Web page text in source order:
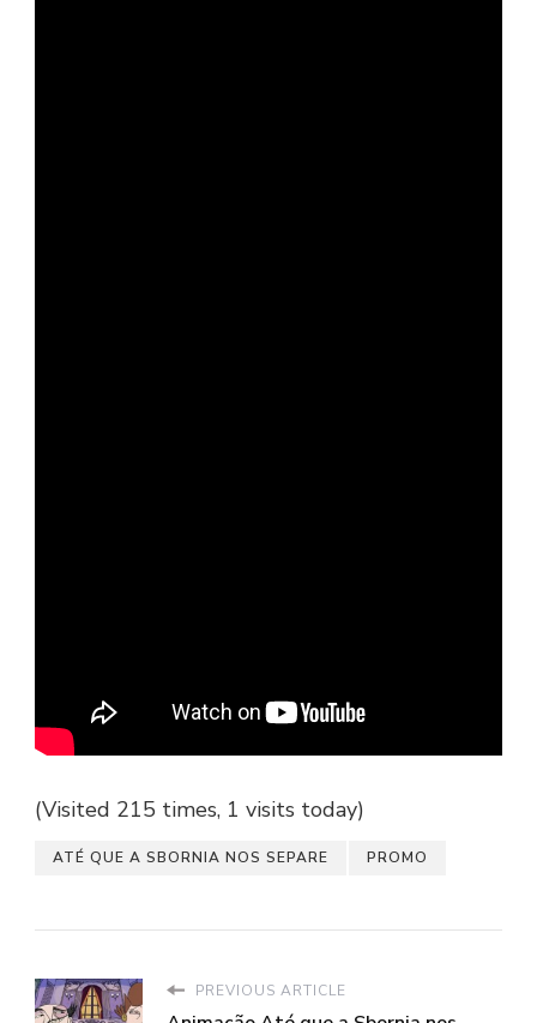
(Visited 215 times, 1 visits today)
ATÉ QUE A SBORNIA NOS SEPARE PROMO
PREVIOUS ARTICLE